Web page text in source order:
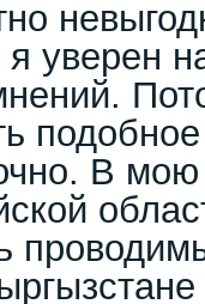
уверен
В мою